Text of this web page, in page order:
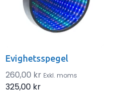
Evighetsspegel
260,00 kr Exkl. moms
325,00 kr